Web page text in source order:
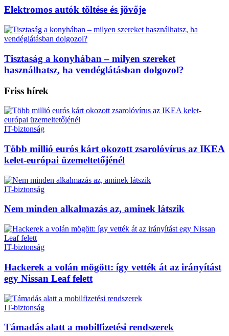
Elektromos autók töltése és jövője
Tisztaság a konyhában – milyen szereket
használhatsz, ha vendéglátásban dolgozol?
Friss hírek
IT-biztonság
Több millió eurós kárt okozott zsarolóvírus az IKEA
kelet-európai üzemeltetőjénél
IT-biztonság
Nem minden alkalmazás az, aminek látszik
IT-biztonság
Hackerek a volán mögött: így vették át az irányítást
egy Nissan Leaf felett
IT-biztonság
Támadás alatt a mobilfizetési rendszerek